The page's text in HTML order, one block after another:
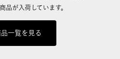
品が入荷しています。
一覧を見る